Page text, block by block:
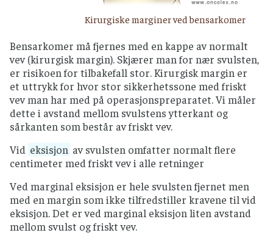
Kirurgiske marginer ved bensarkomer
Bensarkomer må fjernes med en kappe av normalt
vev (kirurgisk margin). Skjærer man for nær svulsten,
er risikoen for tilbakefall stor. Kirurgisk margin er
et uttrykk for hvor stor sikkerhetssone med friskt
vev man har med på operasjonspreparatet. Vi måler
dette i avstand mellom svulstens ytterkant og
sårkanten som består av friskt vev.
Vid eksisjon av svulsten omfatter normalt flere
centimeter med friskt vev i alle retninger
Ved marginal eksisjon er hele svulsten fjernet men
med en margin som ikke tilfredstiller kravene til vid
eksisjon. Det er ved marginal eksisjon liten avstand
mellom svulst og friskt vev.